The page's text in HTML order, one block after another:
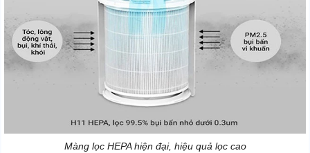
Màng lọc HEPA hiện đại, hiệu quả lọc cao